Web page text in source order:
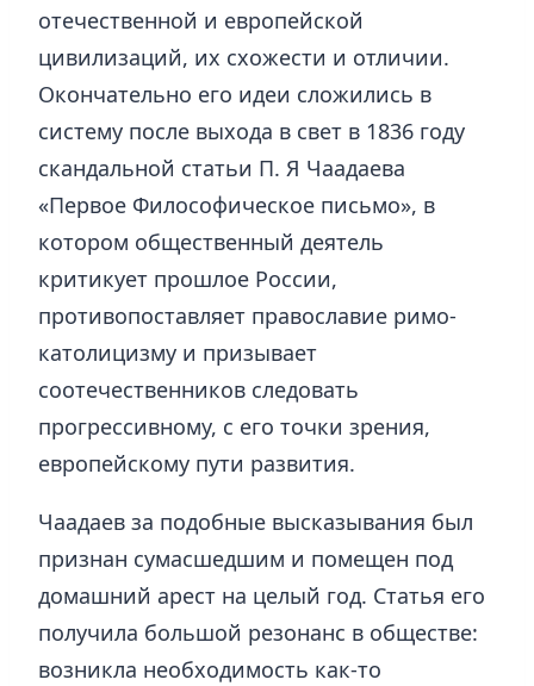
отечественной и европейской
цивилизаций, их схожести и отличии.
Окончательно его идеи сложились в
систему после выхода в свет в 1836 году
скандальной статьи П. Я Чаадаева
«Первое Философическое письмо», в
котором общественный деятель
критикует прошлое России,
противопоставляет православие римо-
католицизму и призывает
соотечественников следовать
прогрессивному, с его точки зрения,
европейскому пути развития.
Чаадаев за подобные высказывания был
признан сумасшедшим и помещен под
домашний арест на целый год. Статья его
получила большой резонанс в обществе:
возникла необходимость как-то